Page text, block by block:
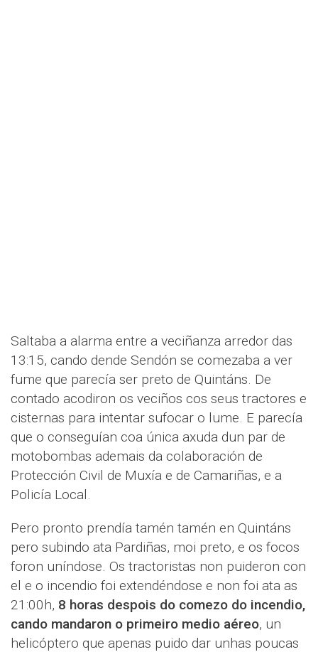
Saltaba a alarma entre a veciñanza arredor das
13:15, cando dende Sendón se comezaba a ver
fume que parecía ser preto de Quintáns. De
contado acodiron os veciños cos seus tractores e
cisternas para intentar sufocar o lume. E parecía
que o conseguían coa única axuda dun par de
motobombas ademais da colaboración de
Protección Civil de Muxía e de Camariñas, e a
Policía Local.
Pero pronto prendía tamén tamén en Quintáns
pero subindo ata Pardiñas, moi preto, e os focos
foron uníndose. Os tractoristas non puideron con
el e o incendio foi extendéndose e non foi ata as
21:00h, 8 horas despois do comezo do incendio,
cando mandaron o primeiro medio aéreo, un
helicóptero que apenas puido dar unhas poucas